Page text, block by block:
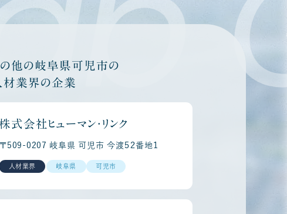
の他の岐阜県可児市の
材業界の企業
株式会社ヒューマン・リンク
〒509-0207 岐阜県 可児市 今渡５２番地１
人材業界 岐阜県 可児市